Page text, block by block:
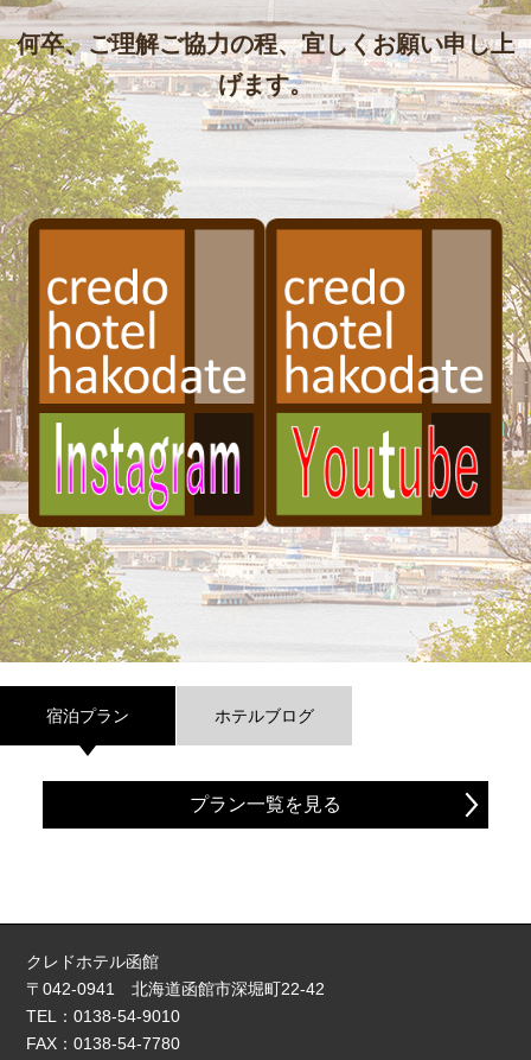
何卒、ご理解ご協力の程、宜しくお願い申し上
げます。
宿泊プラン ホテルブログ
プラン一覧を見る
クレドホテル函館
〒042-0941 北海道函館市深堀町22-42
TEL：0138-54-9010
FAX：0138-54-7780